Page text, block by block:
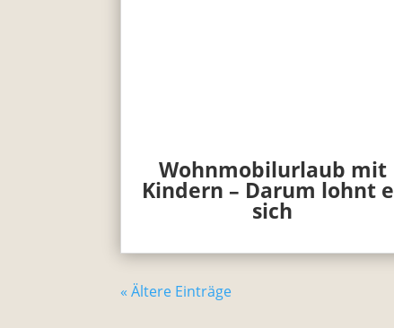
Wohnmobilurlaub mit
Kindern – Darum lohnt
sich
« Ältere Einträge